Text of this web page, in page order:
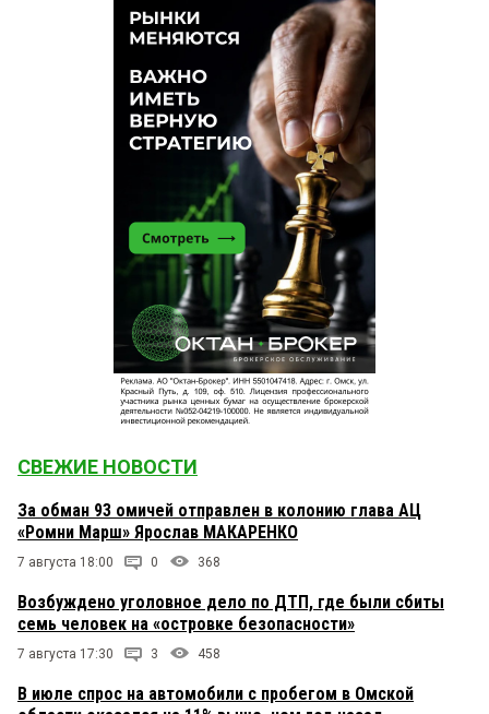
СВЕЖИЕ НОВОСТИ
За обман 93 омичей отправлен в колонию глава АЦ
«Ромни Марш» Ярослав МАКАРЕНКО
7 августа 18:00 0 368
Возбуждено уголовное дело по ДТП, где были сбиты
семь человек на «островке безопасности»
7 августа 17:30 3 458
В июле спрос на автомобили с пробегом в Омской